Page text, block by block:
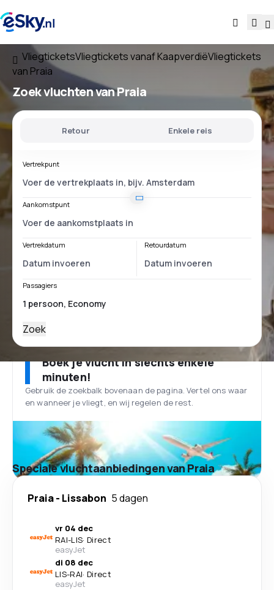
VliegticketsVliegtickets vanaf KaapverdiëVliegtickets
van Praia
Zoek vluchtenvan Praia
Retour Enkele reis
Vertrekpunt
Aankomstpunt
Vertrekdatum Retourdatum
Passagiers
Zoek
Boek je vlucht in slechts enkele
minuten!
Gebruik de zoekbalk bovenaan de pagina. Vertel ons waar
en wanneer je vliegt, en wij regelen de rest.
Speciale vluchtaanbiedingen van Praia
Praia- Lissabon 5 dagen
vr 04 dec
RAI-LIS· Direct
easyJet
di 08 dec
LIS-RAI· Direct
easyJet